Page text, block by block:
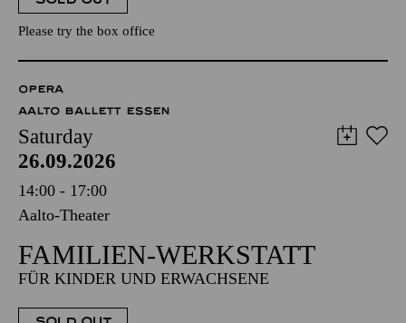
Please try the box office
OPERA
AALTO BALLETT ESSEN
Saturday
26.09.2026
14:00 - 17:00
Aalto-Theater
FAMILIEN-WERKSTATT
FÜR KINDER UND ERWACHSENE